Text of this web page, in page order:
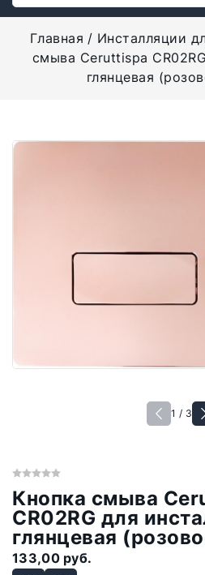
Главная Инсталляции
смыва Ceruttispa
глянцевая
1 / 3
Кнопка смыва
CR02RG для
глянцевая
133,00 руб.